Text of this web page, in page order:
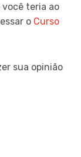
teria ao
o Curso
sua opinião